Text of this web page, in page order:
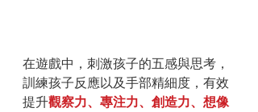
在遊戲中，刺激孩子的五感與思考，
訓練孩子反應以及手部精細度，有效
提升觀察力、專注力、創造力、想像